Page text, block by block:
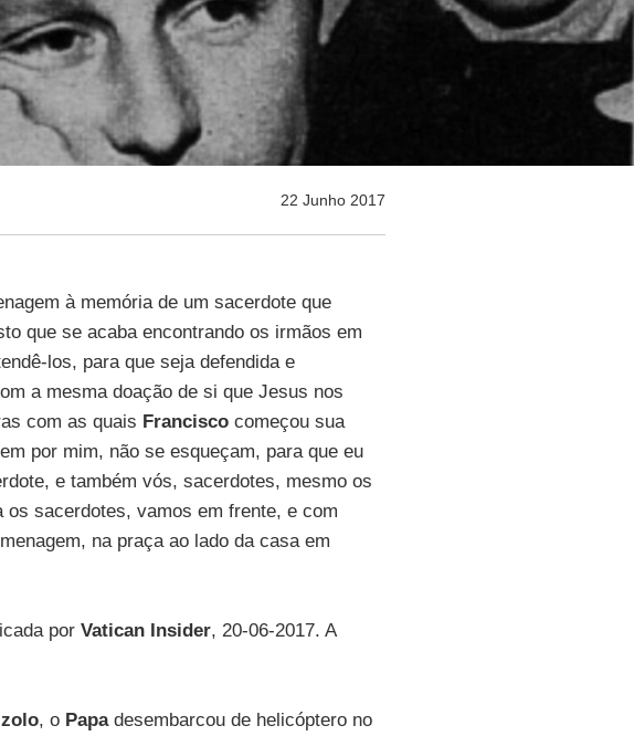
22 Junho 2017
à memória de um sacerdote que
que se acaba encontrando os irmãos em
los, para que seja defendida e
a mesma doação de si que Jesus nos
com as quais Franciscocomeçou sua
por mim, não se esqueçam, para que eu
e também vós, sacerdotes, mesmo os
os sacerdotes, vamos em frente, e com
na praça ao lado da casa em
porVatican Insider, 20-06-2017. A
, o Papadesembarcou de helicóptero no